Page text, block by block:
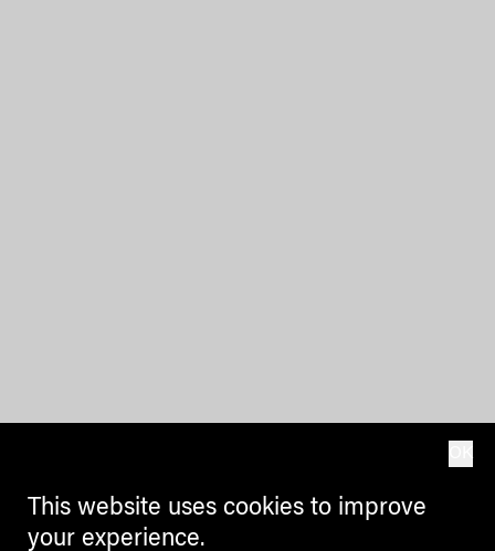
This website uses cookies to improve
your experience.